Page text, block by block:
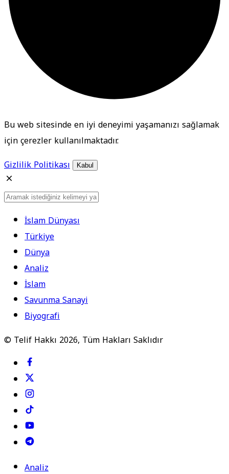
Bu web sitesinde en iyi deneyimi yaşamanızı sağlamak
için çerezler kullanılmaktadır.
Gizlilik Politikası
Kabul
İslam Dünyası
Türkiye
Dünya
Analiz
İslam
Savunma Sanayi
Biyografi
© Telif Hakkı 2026, Tüm Hakları Saklıdır
Analiz